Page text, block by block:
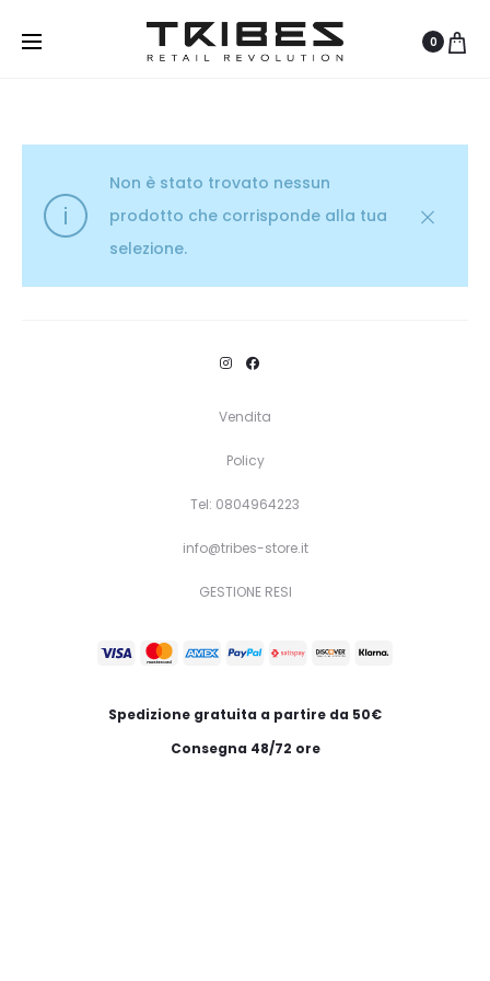
0
Non è stato trovato nessun
prodotto che corrisponde alla tua
selezione.
Vendita
Policy
Tel: 0804964223
info@tribes-store.it
GESTIONE RESI
Spedizione gratuita a partire da 50€
Consegna 48/72 ore